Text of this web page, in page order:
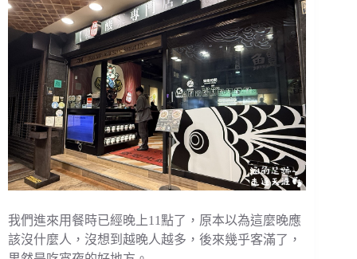
我們進來用餐時已經晚上11點了，原本以為這麼晚應
該沒什麼人，沒想到越晚人越多，後來幾乎客滿了，